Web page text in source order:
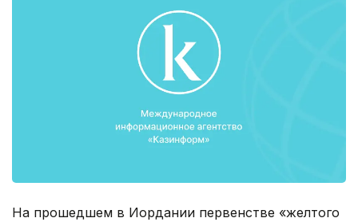
На прошедшем в Иордании первенстве «желтого